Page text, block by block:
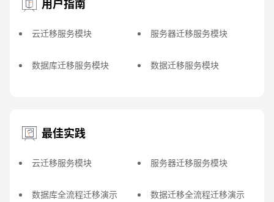
用户指南
云迁移服务模块 服务器迁移服务模块
数据库迁移服务模块 数据迁移服务模块
最佳实践
云迁移服务模块 服务器迁移服务模块
数据库全流程迁移演示 数据迁移全流程迁移演示